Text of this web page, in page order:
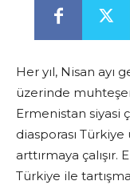
Her yıl, Nisan ayı
üzerinde
Ermenistan siyasi
diasporası Türkiye
arttırmaya
Türkiye ile